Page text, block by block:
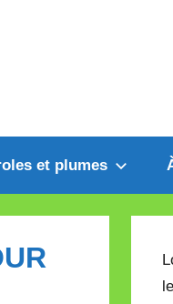
et plumes